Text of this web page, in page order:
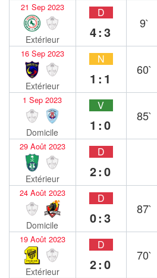
21 Sep 2023
Extérieur
D
4:3
9`
16 Sep 2023
Extérieur
N
1:1
60`
1 Sep 2023
Domicile
V
1:0
85`
29 Août 2023
Extérieur
D
2:0
24 Août 2023
Domicile
D
0:3
87`
19 Août 2023
Extérieur
D
2:0
70`